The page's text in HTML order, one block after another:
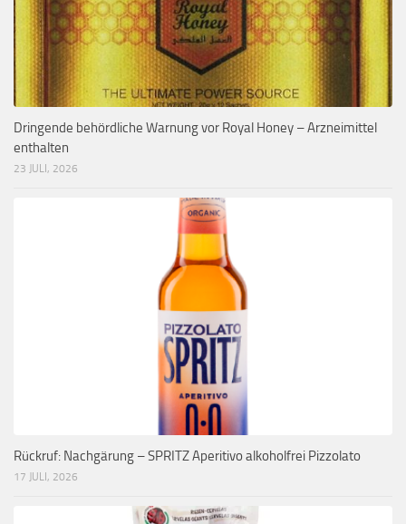
Dringende behördliche Warnung vor Royal Honey – Arzneimittel
enthalten
23 JULI, 2026
Rückruf: Nachgärung – SPRITZ Aperitivo alkoholfrei Pizzolato
17 JULI, 2026